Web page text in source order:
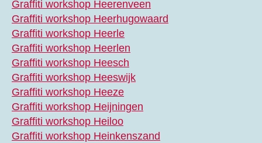
Graffiti workshop Heerenveen
Graffiti workshop Heerhugowaard
Graffiti workshop Heerle
Graffiti workshop Heerlen
Graffiti workshop Heesch
Graffiti workshop Heeswijk
Graffiti workshop Heeze
Graffiti workshop Heijningen
Graffiti workshop Heiloo
Graffiti workshop Heinkenszand